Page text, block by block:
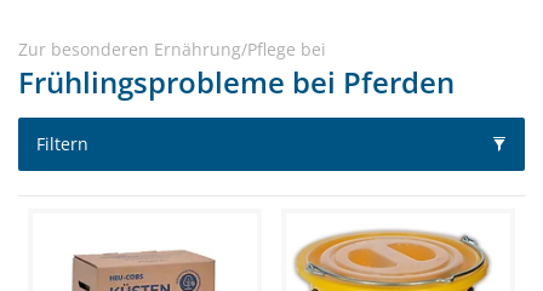
Zur besonderen Ernährung/Pflege bei
Frühlingsprobleme bei Pferden
Filtern